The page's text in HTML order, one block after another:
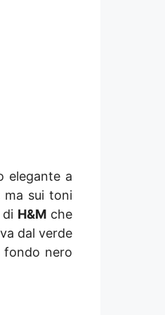
elegante a
ma sui toni
di H&M che
dal verde
fondo nero